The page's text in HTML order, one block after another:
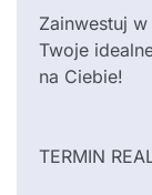
Zainwestuj
Twoje
na Ciebie!
TERMIN